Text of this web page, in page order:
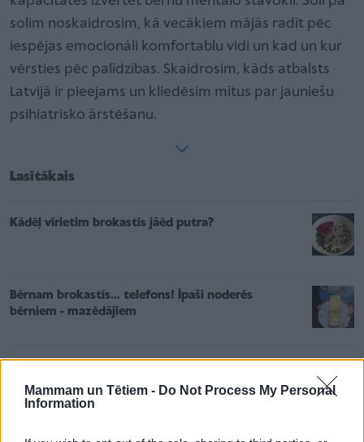
Mammam un Tētiem - Do Not Process My Personal
Information
solim noskaidrosim, kā vecākiem mājās radīt pēc
iespējas emocionāli komfortablu vidi un kad un kur
vērsties pēc palīdzības. Skaidrosim, kāds atbalsts
Latvijā ir pieejams un kliedēsim mītus par jauniešu
psihiatrisko ārstēšanu.
Lasītākais
Kādēļ vīrietim brokastīs jāēd putra?
Bērnam brokastīs... telefons! Īpaši noderēs
bērniem - mazēdājiem